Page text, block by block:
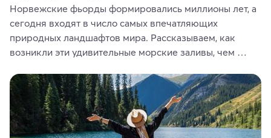
Норвежские фьорды формировались миллионы лет, а
сегодня входят в число самых впечатляющих
природных ландшафтов мира. Рассказываем, как
возникли эти удивительные морские заливы, чем
живописные смотровые площадки и какие точки
включить в маршрут по Норвегии.